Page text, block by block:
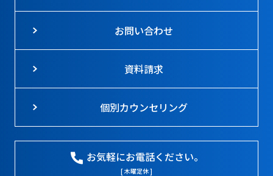
お問い合わせ
資料請求
個別カウンセリング
お気軽にお電話ください。
[ 木曜定休 ]